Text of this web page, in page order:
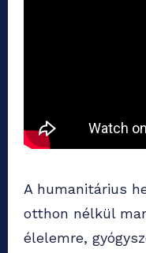
A humanitárius
otthon nélkül
élelemre,